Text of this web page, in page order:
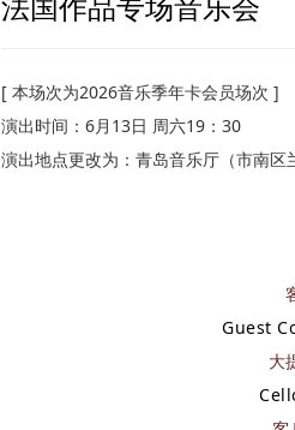
[ 本场次为2026音乐季年卡会员场次 ]
演出时间：6月13日 周六19：30
演出地点更改为：青岛音乐厅（市南区
Guest
大